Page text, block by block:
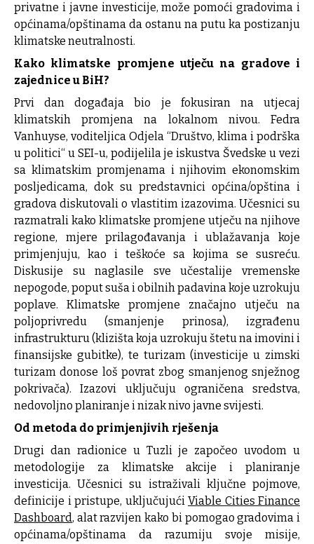
privatne i javne investicije, može pomoći gradovima i
općinama/opštinama da ostanu na putu ka postizanju
klimatske neutralnosti.
Kako klimatske promjene utječu na gradove i
zajednice u BiH?
Prvi dan događaja bio je fokusiran na utjecaj
klimatskih promjena na lokalnom nivou. Fedra
Vanhuyse, voditeljica Odjela “Društvo, klima i podrška
u politici“ u SEI-u, podijelila je iskustva Švedske u vezi
sa klimatskim promjenama i njihovim ekonomskim
posljedicama, dok su predstavnici općina/opština i
gradova diskutovali o vlastitim izazovima. Učesnici su
razmatrali kako klimatske promjene utječu na njihove
regione, mjere prilagođavanja i ublažavanja koje
primjenjuju, kao i teškoće sa kojima se susreću.
Diskusije su naglasile sve učestalije vremenske
nepogode, poput suša i obilnih padavina koje uzrokuju
poplave. Klimatske promjene značajno utječu na
poljoprivredu (smanjenje prinosa), izgrađenu
infrastrukturu (klizišta koja uzrokuju štetu na imovini i
finansijske gubitke), te turizam (investicije u zimski
turizam donose loš povrat zbog smanjenog snježnog
pokrivača). Izazovi uključuju ograničena sredstva,
nedovoljno planiranje i nizak nivo javne svijesti.
Od metoda do primjenjivih rješenja
Drugi dan radionice u Tuzli je započeo uvodom u
metodologije za klimatske akcije i planiranje
investicija. Učesnici su istraživali ključne pojmove,
definicije i pristupe, uključujući Viable Cities Finance
Dashboard, alat razvijen kako bi pomogao gradovima i
općinama/opštinama da razumiju svoje misije,